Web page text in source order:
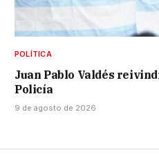
POLÍTICA
Juan Pablo Valdés
Policía
9 de agosto de 2026